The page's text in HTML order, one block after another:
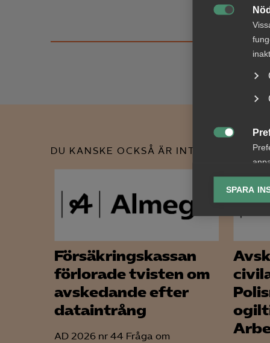

SPARA
DU KANSKE OCKSÅ ÄR INTRESSERAD
Försäkringskassan
förlorade tvisten om
avskedande efter
dataintrång
AD 2026 nr 44 Fråga om